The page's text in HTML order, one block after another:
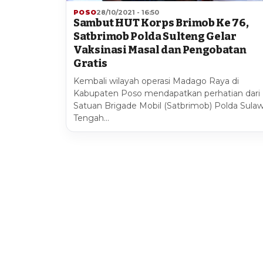
POSO28/10/2021 - 16:50
Sambut HUT Korps Brimob Ke 76,
Satbrimob Polda Sulteng Gelar
Vaksinasi Masal dan Pengobatan
Gratis
Kembali wilayah operasi Madago Raya di
Kabupaten Poso mendapatkan perhatian dari
Satuan Brigade Mobil (Satbrimob) Polda
Tengah…